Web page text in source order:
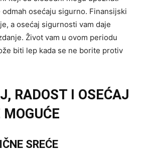
osećaju sigurno. Finansijski
a osećaj sigurnosti vam daje
Život vam u ovom periodu
biti lep kada se ne borite protiv
RADOST I OSEĆAJ
SREĆE